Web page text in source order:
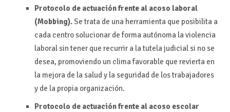
Protocolo de actuación frente al acoso laboral
(Mobbing).Se trata de una herramienta que posibilita a
cada centro solucionar de forma autónoma la violencia
laboral sin tener que recurrir a la tutela judicial si no se
desea, promoviendo un clima favorable que revierta en
la mejora de la salud y la seguridad de los trabajadores
y de la propia organización.
Protocolo de actuación frente al acoso escolar